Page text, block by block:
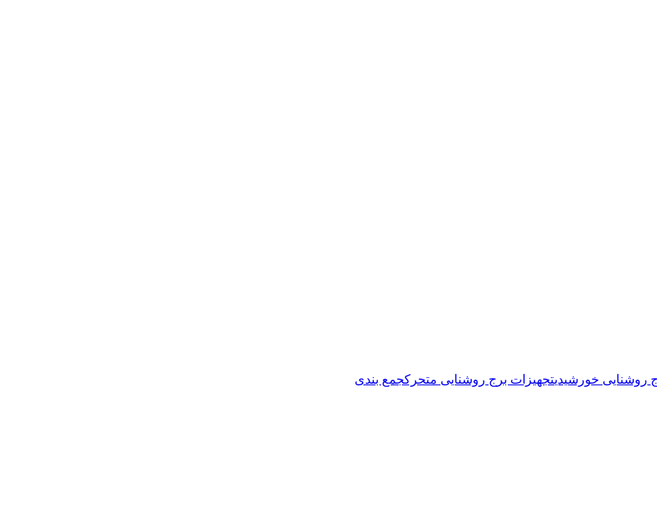
روشنایی خورشیدیتجهیزات برج روشنایی متحرکجمع بندی